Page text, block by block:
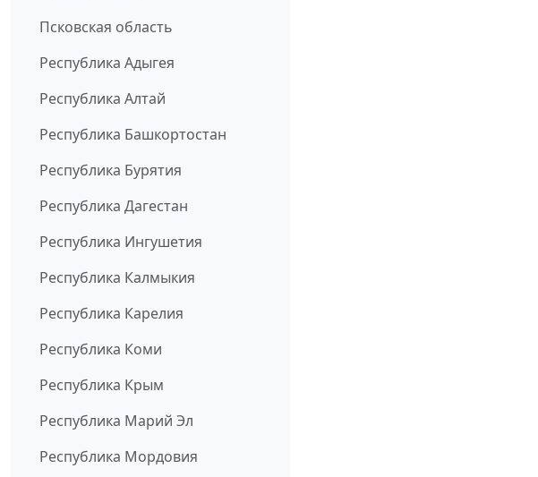
Псковская область
Республика Адыгея
Республика Алтай
Республика Башкортостан
Республика Бурятия
Республика Дагестан
Республика Ингушетия
Республика Калмыкия
Республика Карелия
Республика Коми
Республика Крым
Республика Марий Эл
Республика Мордовия